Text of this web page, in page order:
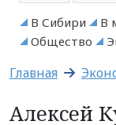
В Сибири В
Общество
Главная
Алексей